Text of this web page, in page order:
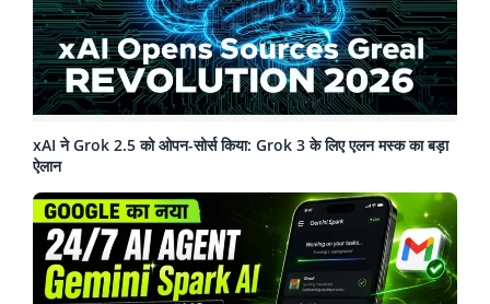
xAI ने Grok 2.5 को ओपन-सोर्स किया: Grok 3 के लिए एलन मस्क का बड़ा
ऐलान